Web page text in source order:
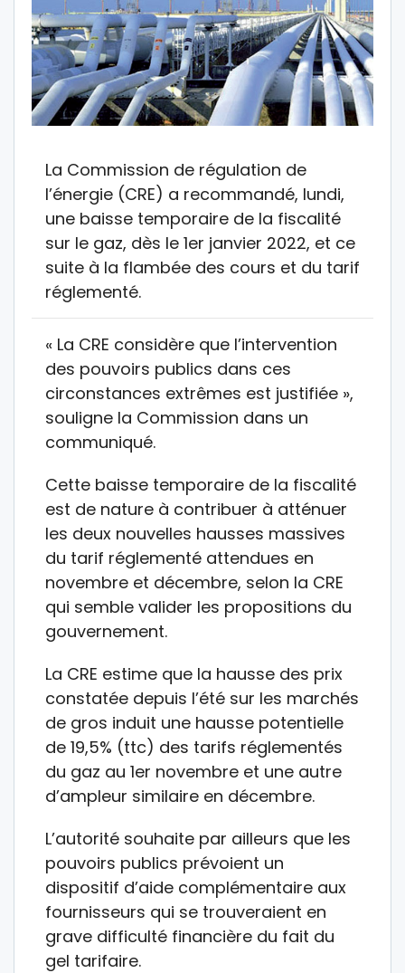
La Commission de régulation de
l’énergie (CRE) a recommandé, lundi,
une baisse temporaire de la fiscalité
sur le gaz, dès le 1er janvier 2022, et ce
suite à la flambée des cours et du tarif
réglementé.
« La CRE considère que l’intervention
des pouvoirs publics dans ces
circonstances extrêmes est justifiée »,
souligne la Commission dans un
communiqué.
Cette baisse temporaire de la fiscalité
est de nature à contribuer à atténuer
les deux nouvelles hausses massives
du tarif réglementé attendues en
novembre et décembre, selon la CRE
qui semble valider les propositions du
gouvernement.
La CRE estime que la hausse des prix
constatée depuis l’été sur les marchés
de gros induit une hausse potentielle
de 19,5% (ttc) des tarifs réglementés
du gaz au 1er novembre et une autre
d’ampleur similaire en décembre.
L’autorité souhaite par ailleurs que les
pouvoirs publics prévoient un
dispositif d’aide complémentaire aux
fournisseurs qui se trouveraient en
grave difficulté financière du fait du
gel tarifaire.